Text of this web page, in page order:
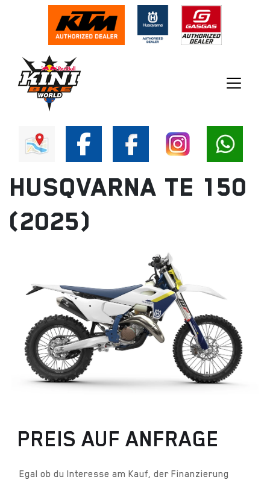
HUSQVARNA TE 150
(2025)
PREIS AUF ANFRAGE
Egal ob du Interesse am Kauf, der Finanzierung